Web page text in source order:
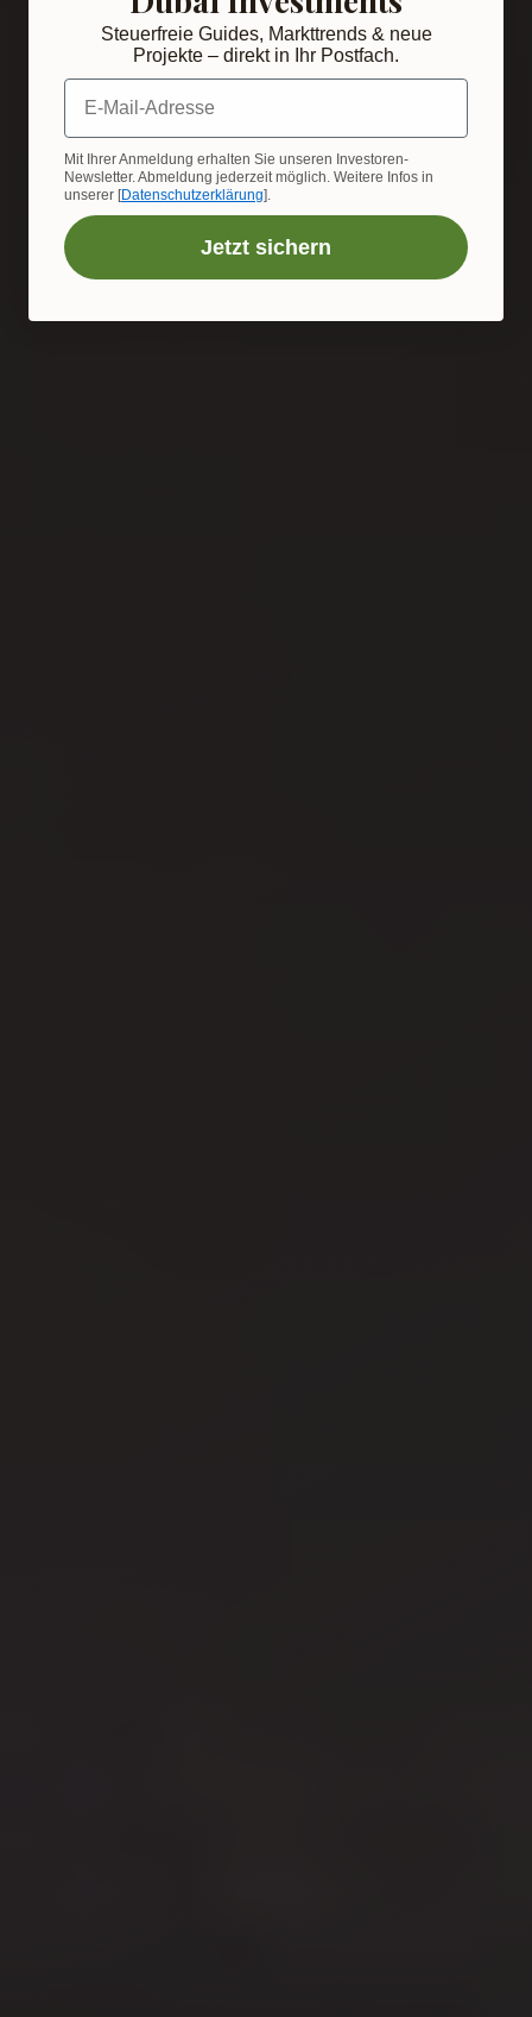
Steuerfreie Guides, Markttrends & neue
Projekte – direkt in Ihr Postfach.
E-Mail-Adresse
Mit Ihrer Anmeldung erhalten Sie unseren Investoren-
Newsletter. Abmeldung jederzeit möglich. Weitere Infos in
unserer [Datenschutzerklärung].
Jetzt sichern